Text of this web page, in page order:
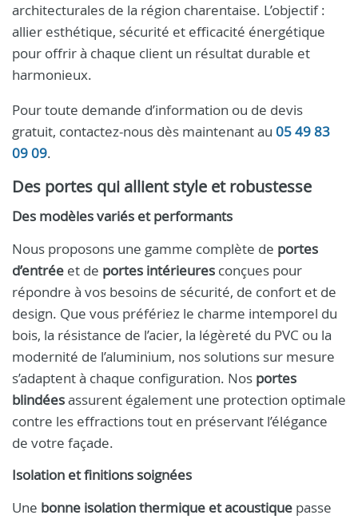
architecturales de la région charentaise. L’objectif :
allier esthétique, sécurité et efficacité énergétique
pour offrir à chaque client un résultat durable et
harmonieux.
Pour toute demande d’information ou de devis
gratuit, contactez-nous dès maintenant au 05 49 83
09 09.
Des portes qui allient style et robustesse
Des modèles variés et performants
Nous proposons une gamme complète de portes
d’entrée et de portes intérieures conçues pour
répondre à vos besoins de sécurité, de confort et de
design. Que vous préfériez le charme intemporel du
bois, la résistance de l’acier, la légèreté du PVC ou la
modernité de l’aluminium, nos solutions sur mesure
s’adaptent à chaque configuration. Nos portes
blindéesassurent également une protection optimale
contre les effractions tout en préservant l’élégance
de votre façade.
Isolation et finitions soignées
Une bonne isolation thermique et acoustique passe